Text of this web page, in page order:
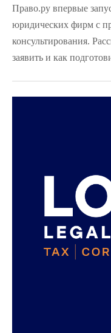
Право.ру впервые
юридических фирм с
консультирования.
заявить и как